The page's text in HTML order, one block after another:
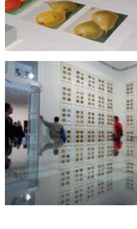
Sonstiges